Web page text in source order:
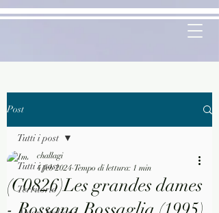
Post
Tutti i post
Territorio
Tutti i post
(C0826)Les grandes dames
challagi
4 feb 2024 Tempo di lettura: 1 min